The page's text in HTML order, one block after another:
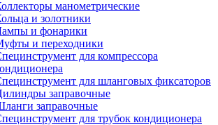
манометрические
и золотники
и фонарики
и переходники
для компрессора
для шланговых фиксаторов
заправочные
заправочные
для трубок кондиционера